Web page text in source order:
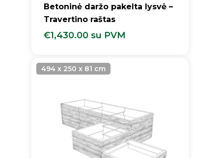
Betoninė daržo pakelta lysvė –
Travertino raštas
€1,430.00 su PVM
494 x 250 x 81 cm